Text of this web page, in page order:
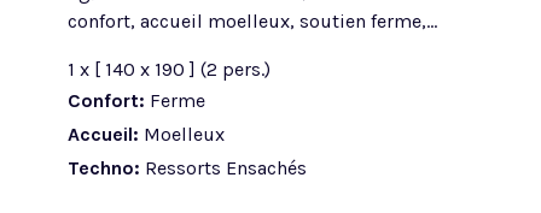
confort, accueil moelleux, soutien ferme,...
1 x [ 140 x 190 ] (2 pers.)
Confort: Ferme
Accueil: Moelleux
Techno: Ressorts Ensachés